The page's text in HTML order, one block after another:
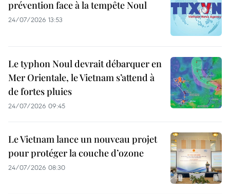
prévention face à la tempête Noul
24/07/2026 13:53
Le typhon Noul devrait débarquer en
Mer Orientale, le Vietnam s’attend à
de fortes pluies
24/07/2026 09:45
Le Vietnam lance un nouveau projet
pour protéger la couche d’ozone
24/07/2026 08:30